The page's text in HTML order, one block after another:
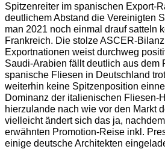
Spitzenreiter im spanischen Export-
deutlichem Abstand die Vereinigten
man 2021 noch einmal drauf satteln
Frankreich. Die stolze ASCER-
Exportnationen weist durchweg
Saudi-Arabien fällt deutlich aus dem
spanische Fliesen in Deutschland
weiterhin keine Spitzenposition
Dominanz der italienischen Fliesen-
hierzulande nach wie vor den Markt
vielleicht ändert sich das ja,
erwähnten Promotion-Reise inkl.
einige deutsche Architekten